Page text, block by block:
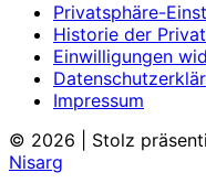
Privatsphäre-
Historie der
Einwilligungen
Impressum
© 2026
Stolz
Nisarg